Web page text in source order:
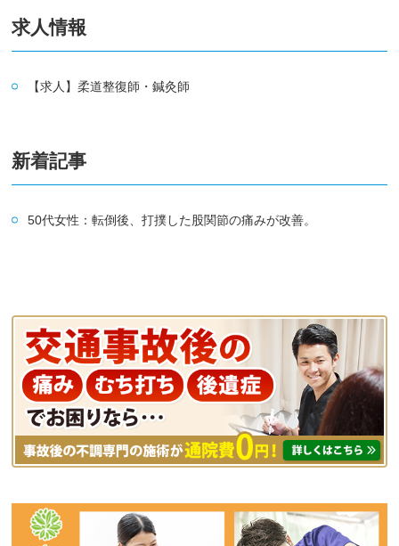
求人情報
【求人】柔道整復師・鍼灸師
新着記事
50代女性：転倒後、打撲した股関節の痛みが改善。